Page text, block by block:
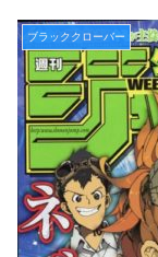
ブラッククローバー